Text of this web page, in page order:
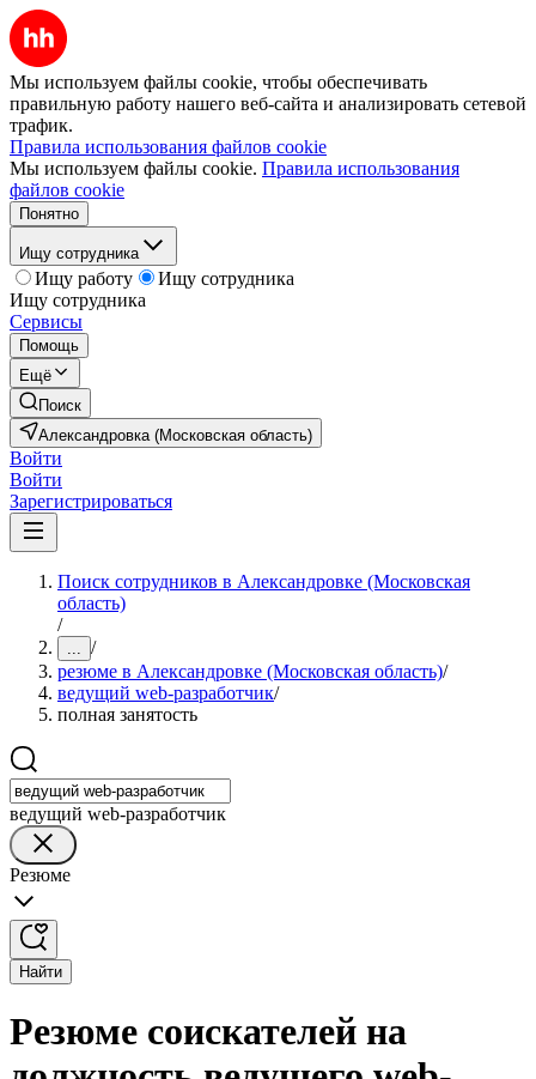
Мы используем файлы cookie, чтобы обеспечивать
правильную работу нашего веб-сайта и анализировать сетевой
трафик.
Правила использования файлов cookie
Мы используем файлы cookie. Правила использования
файлов cookie
Понятно
Ищу сотрудника
Ищу работу
Ищу сотрудника
Ищу сотрудника
Сервисы
Помощь
Ещё
Поиск
Александровка (Московская область)
Войти
Войти
Зарегистрироваться
Поиск сотрудников в Александровке (Московская
область)
/
... /
резюме в Александровке (Московская область)/
ведущий web-разработчик/
полная занятость
ведущий web-разработчик
Резюме
Найти
Резюме соискателей на